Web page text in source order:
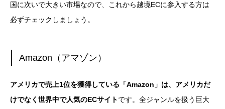
国に次いで大きい市場なので、これから越境ECに参入する方は
必ずチェックしましょう。
Amazon（アマゾン）
アメリカで売上1位を獲得している「Amazon」は、アメリカだ
けでなく世界中で人気のECサイトです。全ジャンルを扱う巨大